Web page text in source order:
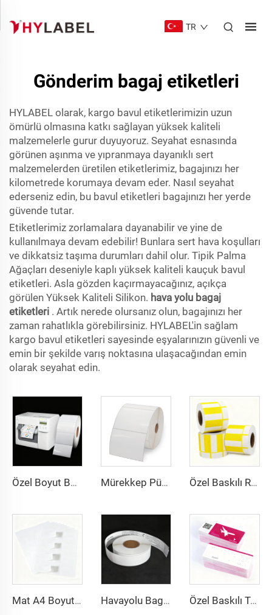
TR
Gönderim bagaj etiketleri
HYLABEL olarak, kargo bavul etiketlerimizin uzun
ömürlü olmasına katkı sağlayan yüksek kaliteli
malzemelerle gurur duyuyoruz. Seyahat esnasında
görünen aşınma ve yıpranmaya dayanıklı sert
malzemelerden üretilen etiketlerimiz, bagajınızı her
kilometrede korumaya devam eder. Nasıl seyahat
ederseniz edin, bu bavul etiketleri bagajınızı her yerde
güvende tutar.
Etiketlerimiz zorlamalara dayanabilir ve yine de
kullanılmaya devam edebilir! Bunlara sert hava koşulları
ve dikkatsiz taşıma durumları dahil olur. Tipik Palma
Ağaçları deseniyle kaplı yüksek kaliteli kauçuk bavul
etiketleri. Asla gözden kaçırmayacağınız, açıkça
görülen Yüksek Kaliteli Silikon. hava yolu bagaj
etiketleri . Artık nerede olursanız olun, bagajınızı her
zaman rahatlıkla görebilirsiniz. HYLABEL'in sağlam
kargo bavul etiketleri sayesinde eşyalarınızın güvenli ve
emin bir şekilde varış noktasına ulaşacağından emin
olarak seyahat edin.
Özel Boyut Boş Sürekli Parlak Mat Sentetik Yapışkanlı Mürekkep Püskürtmeli Etiket Rulosu 102 mm 216 mm Mürekkep Püskürtmeli Sticker Mürekkep Püskürtmeli Baskı BOPP Film Beyaz BOPP Etiketler PP Sticker Sentetik Kağıt Dondurucu Etiket Sticker Özel Baskılı Renkli Barkod Fiyat Termal Etiket Fiyat Etiketi Termal Üst Karton Kağıt Süpermarket İçin
Mat A4 Boyutlu Yağsız Vellum Etiket Barkod Sticker Etiket 8.5x11inç A4 Etiket Sayfası Lazer Yazıcı ve Mürekkep Püskürtmeli Yazıcı İçin Havayolu Bagaj Etiketi Sticker Etiketler Termal Sentetik Kağıt Doğrudan Termal BOPP Film Bagaj Etiketi Bagaj Etiketleri İçin Özel Baskılı Termal Karton Hava Uçuş Bileti Havayolu Bileti Bindirme Girişi Kağıt Uçuş Biletleri